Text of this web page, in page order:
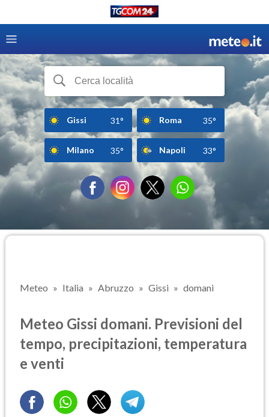
Gissi 31° Roma 35°
Milano 35° Napoli 33°
Meteo Italia Abruzzo Gissi domani
Meteo Gissi domani. Previsioni del
tempo, precipitazioni, temperatura
e venti